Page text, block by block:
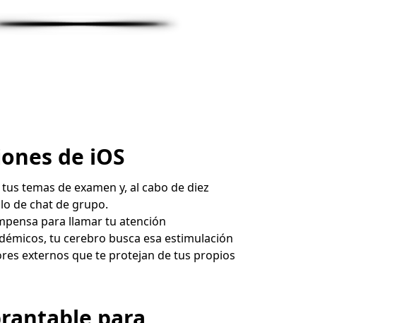
de iOS
temas de examen y, al cabo de diez
de chat de grupo.
para llamar tu atención
tu cerebro busca esa estimulación
externos que te protejan de tus propios